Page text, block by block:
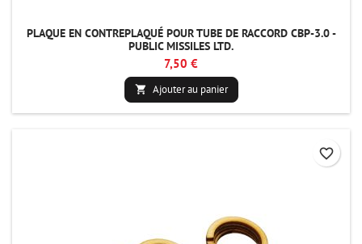
PLAQUE EN CONTREPLAQUÉ POUR TUBE DE RACCORD CBP-3.0 -
PUBLIC MISSILES LTD.
7,50 €
 Ajouter au panier
favorite_border